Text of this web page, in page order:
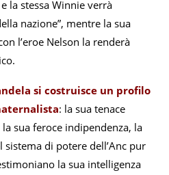
la stessa Winnie verrà
nazione”, mentre la sua
l’eroe Nelson la renderà
si costruisce un profilo
: la sua tenace
sua feroce indipendenza, la
di potere dell’Anc pur
la sua intelligenza